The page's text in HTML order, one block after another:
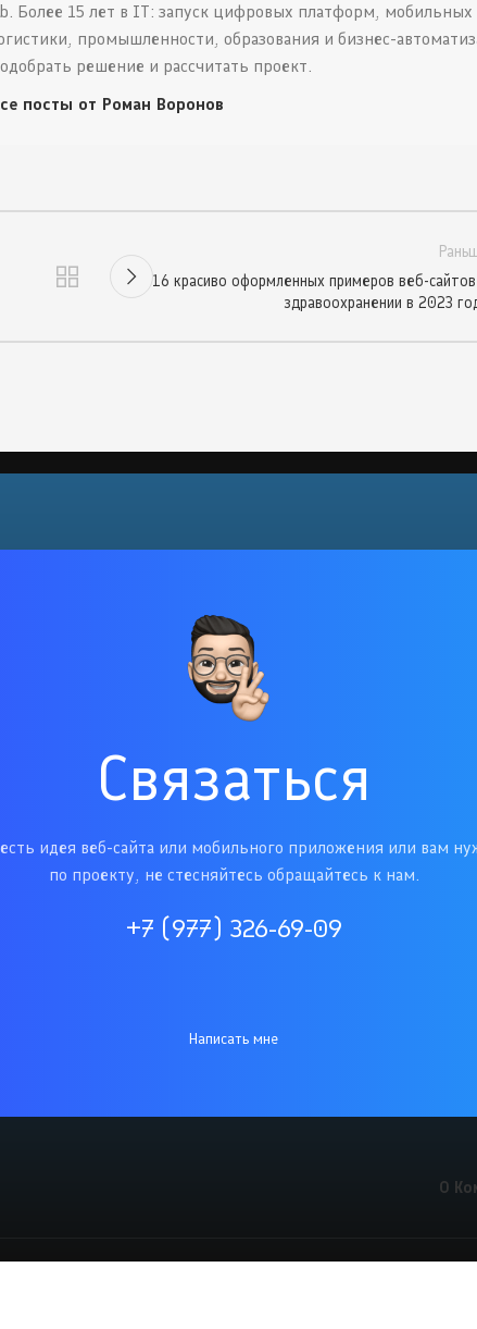
Более 15 лет в IT: запуск цифровых платформ, мобильных
промышленности, образования и бизнес-
решение и рассчитать проект.
посты от Роман Воронов
16 красиво оформленных примеров веб-
здравоохранении в 2023
Связаться
есть идея веб-сайта или мобильного приложения или вам
по проекту, не стесняйтесь обращайтесь к нам.
+7 (977) 326-69-09
Написать мне
О